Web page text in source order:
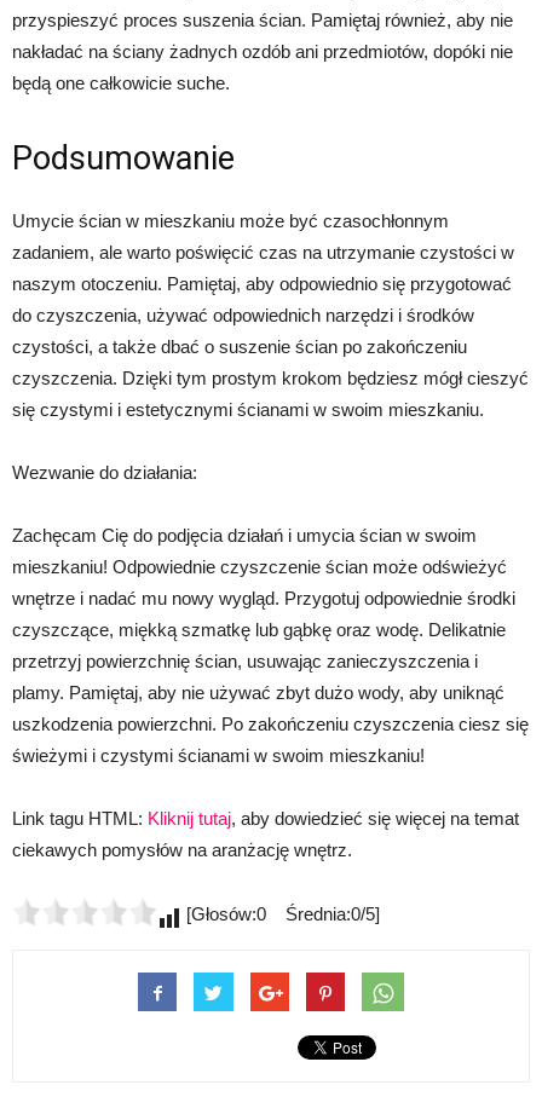
przyspieszyć proces suszenia ścian. Pamiętaj również, aby nie
nakładać na ściany żadnych ozdób ani przedmiotów, dopóki nie
będą one całkowicie suche.
Podsumowanie
Umycie ścian w mieszkaniu może być czasochłonnym
zadaniem, ale warto poświęcić czas na utrzymanie czystości w
naszym otoczeniu. Pamiętaj, aby odpowiednio się przygotować
do czyszczenia, używać odpowiednich narzędzi i środków
czystości, a także dbać o suszenie ścian po zakończeniu
czyszczenia. Dzięki tym prostym krokom będziesz mógł cieszyć
się czystymi i estetycznymi ścianami w swoim mieszkaniu.
Wezwanie do działania:
Zachęcam Cię do podjęcia działań i umycia ścian w swoim
mieszkaniu! Odpowiednie czyszczenie ścian może odświeżyć
wnętrze i nadać mu nowy wygląd. Przygotuj odpowiednie środki
czyszczące, miękką szmatkę lub gąbkę oraz wodę. Delikatnie
przetrzyj powierzchnię ścian, usuwając zanieczyszczenia i
plamy. Pamiętaj, aby nie używać zbyt dużo wody, aby uniknąć
uszkodzenia powierzchni. Po zakończeniu czyszczenia ciesz się
świeżymi i czystymi ścianami w swoim mieszkaniu!
Link tagu HTML: Kliknij tutaj, aby dowiedzieć się więcej na temat
ciekawych pomysłów na aranżację wnętrz.
[Głosów:0 Średnia:0/5]